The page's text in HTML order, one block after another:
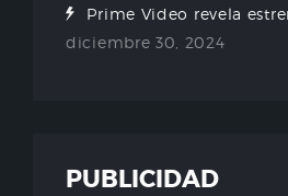
Prime Video revela
diciembre 30, 2024
PUBLICIDAD